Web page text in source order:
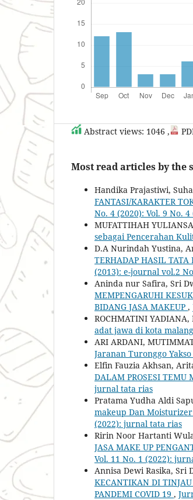
Abstract views: 1046 ,
Most read articles by the
Handika Prajastiwi,
FANTASI/KARAKTER
No. 4 (2020): Vol. 9 No. 4
MUFATTIHAH
sebagai Pencerahan
D.A Nurindah Yustina,
TERHADAP HASIL TATA
(2013): e-journal vol.2
Aninda nur Safira, Sri
MEMPENGARUHI
BIDANG JASA MAKEUP ,
ROCHMATINI
adat jawa di kota malang
ARI ARDANI,
Jaranan Turonggo
Elfin Fauzia Akhsan,
DALAM PROSESI TEMU
jurnal tata rias
Pratama Yudha Aldi
makeup Dan
(2022): jurnal tata rias
Ririn Noor Hartanti
JASA MAKE UP
Vol. 11 No. 1 (2022):
Annisa Dewi Rasika,
KECANTIKAN DI TINJAU
PANDEMI COVID 19 ,